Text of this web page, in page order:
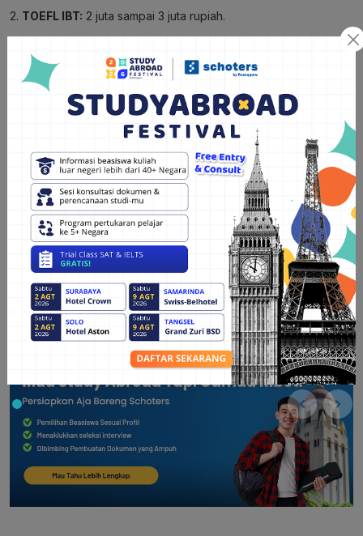
2. TOEFL IBT: 2 juta sampai 3 juta rupiah.
Rekomendasi bimbingan agar tidak ada kesalahan dalam
Butuh bimbingan TOEFL terpercaya? Ikuti kelas persiapan
TOEFL by Schoters. Yukkonsultasi dengan konsultan expert
Schotersagar persiapan daftar universitasmu lebih terarah.
Butuh program lain untuk persiapan dapat universitas luar
negeri? Cek program terbaik dari Schoters untuk bimbingan
persiapanmu, dijamin terlengkap.